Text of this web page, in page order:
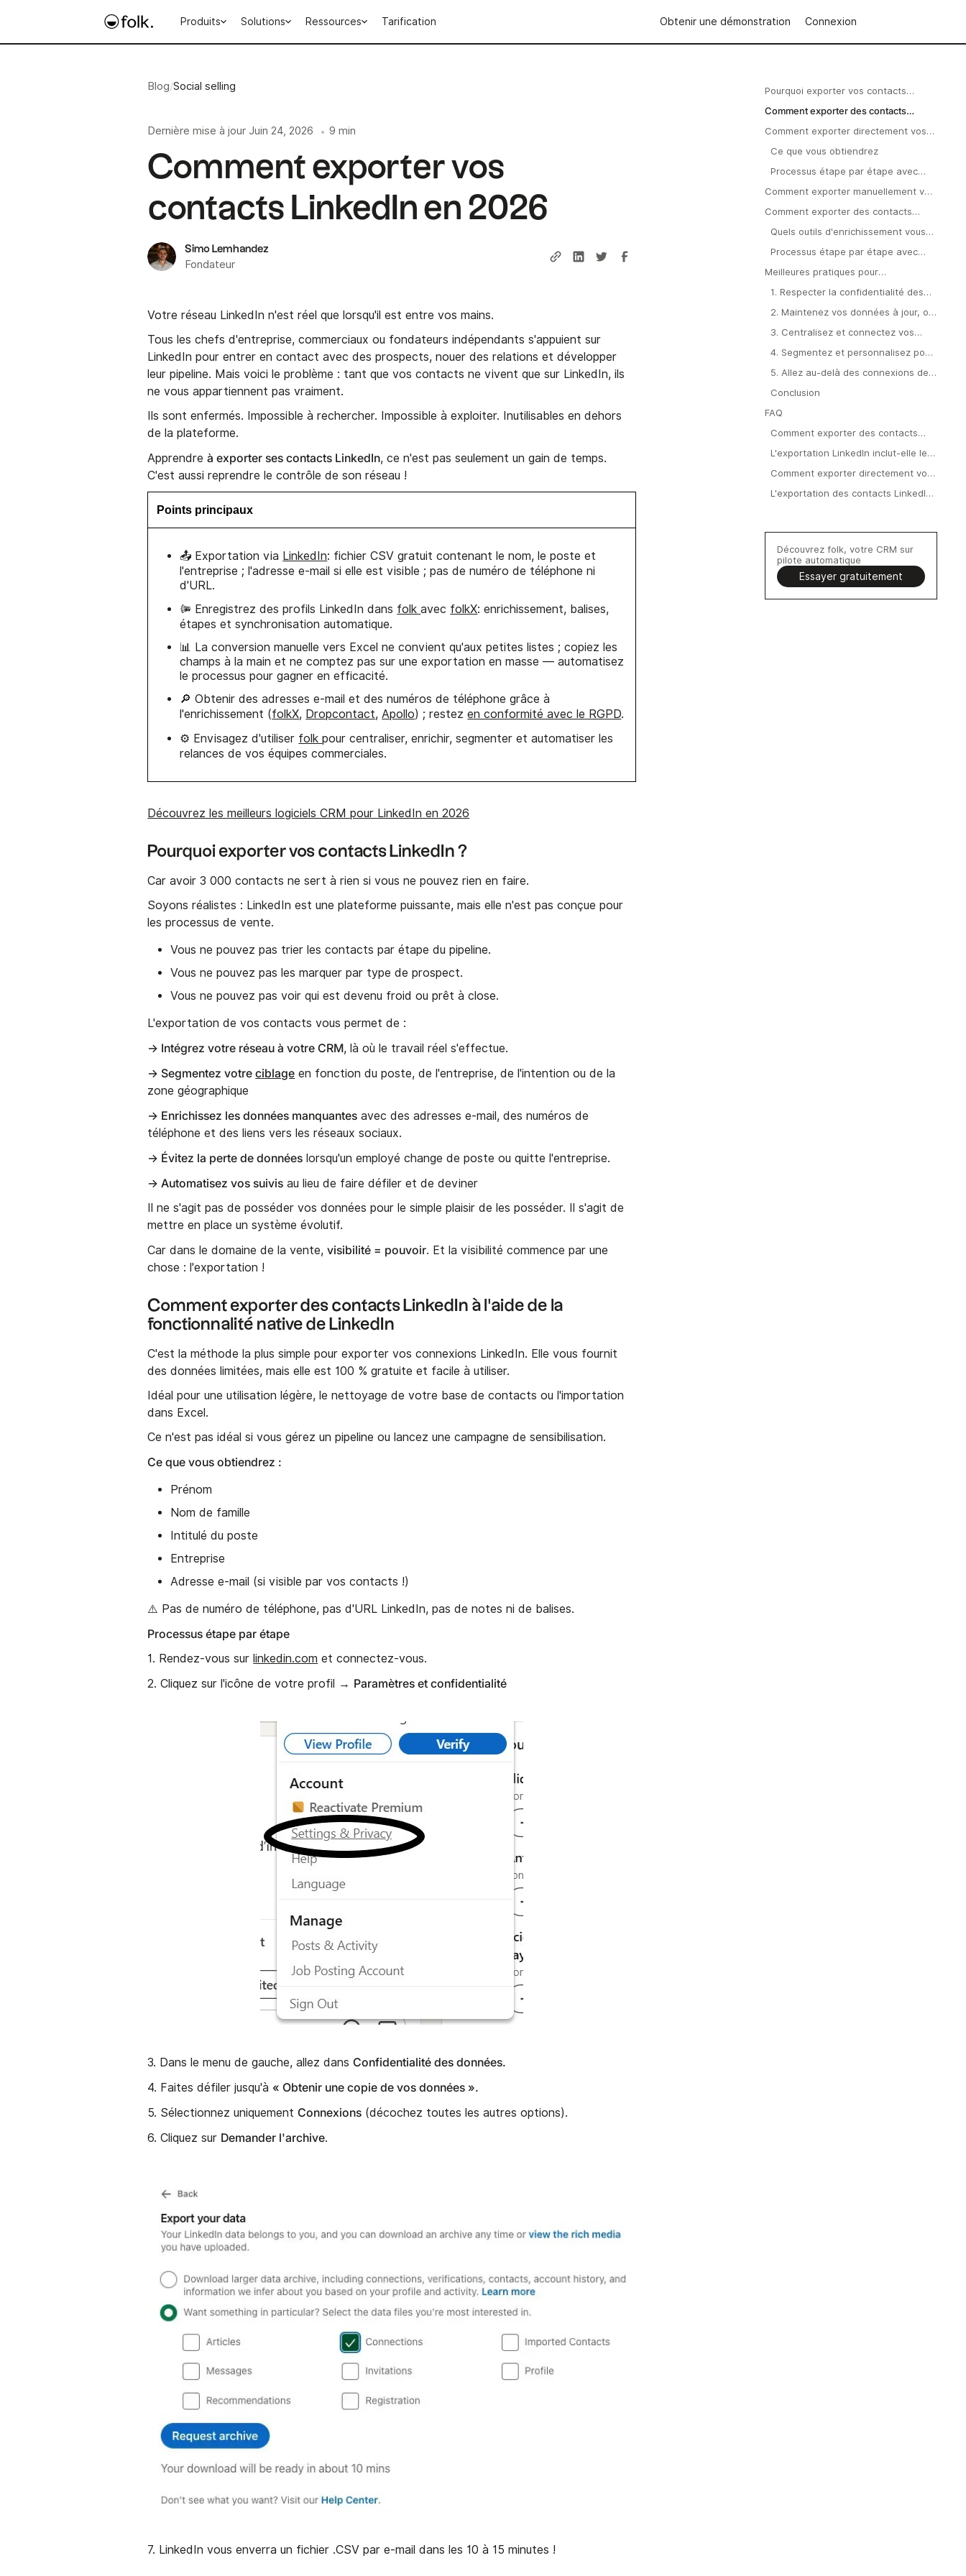
Produits Solutions Ressources Tarification Obtenir une démonstration Connexion
Blog/Social selling
Dernière mise à jour Juin 24, 2026 • 9 min
Comment exporter vos
contacts LinkedIn en 2026
Simo Lemhandez
Fondateur
Votre réseau LinkedIn n'est réel que lorsqu'il est entre vos mains.
Tous les chefs d'entreprise, commerciaux ou fondateurs indépendants s'appuient sur
LinkedIn pour entrer en contact avec des prospects, nouer des relations et développer
leur pipeline. Mais voici le problème : tant que vos contacts ne vivent que sur LinkedIn, ils
ne vous appartiennent pas vraiment.
Ils sont enfermés. Impossible à rechercher. Impossible à exploiter. Inutilisables en dehors
de la plateforme.
Apprendreà exporter ses contacts LinkedIn, ce n'est pas seulement un gain de temps.
C'est aussi reprendre le contrôle de son réseau !
Points principaux
📤 Exportation via LinkedIn: fichier CSV gratuit contenant le nom, le poste et
l'entreprise ; l'adresse e-mail si elle est visible ; pas de numéro de téléphone ni
d'URL.
🩀 Enregistrez des profils LinkedIn dans folkavec folkX: enrichissement, balises,
étapes et synchronisation automatique.
📊 La conversion manuelle vers Excel ne convient qu'aux petites listes ; copiez les
champs à la main et ne comptez pas sur une exportation en masse — automatisez
le processus pour gagner en efficacité.
🔎 Obtenir des adresses e-mail et des numéros de téléphone grâce à
l'enrichissement (folkX, Dropcontact, Apollo) ; restezen conformité avec le RGPD.
⚙️ Envisagez d'utiliser folkpour centraliser, enrichir, segmenter et automatiser les
relances de vos équipes commerciales.
Découvrez les meilleurs logiciels CRM pour LinkedIn en 2026
Pourquoi exporter vos contacts LinkedIn ?
Car avoir 3 000 contacts ne sert à rien si vous ne pouvez rien en faire.
Soyons réalistes : LinkedIn est une plateforme puissante, mais elle n'est pas conçue pour
les processus de vente.
Vous ne pouvez pas trier les contacts par étape du pipeline.
Vous ne pouvez pas les marquer par type de prospect.
Vous ne pouvez pas voir qui est devenu froid ou prêt à close.
L'exportation de vos contacts vous permet de :
→ Intégrez votre réseau à votre CRM, là où le travail réel s'effectue.
→ Segmentez votreciblage en fonction du poste, de l'entreprise, de l'intention ou de la
zone géographique
→ Enrichissez les données manquantes avec des adresses e-mail, des numéros de
téléphone et des liens vers les réseaux sociaux.
→ Évitez la perte de données lorsqu'un employé change de poste ou quitte l'entreprise.
→ Automatisez vos suivis au lieu de faire défiler et de deviner
Il ne s'agit pas de posséder vos données pour le simple plaisir de les posséder. Il s'agit de
mettre en place un système évolutif.
Car dans le domaine de la vente,visibilité = pouvoir. Et la visibilité commence par une
chose : l'exportation !
Comment exporter des contacts LinkedIn à l'aide de la
fonctionnalité native de LinkedIn
C'est la méthode la plus simple pour exporter vos connexions LinkedIn. Elle vous fournit
des données limitées, mais elle est 100 % gratuite et facile à utiliser.
Idéal pour une utilisation légère, le nettoyage de votre base de contacts ou l'importation
dans Excel.
Ce n'est pas idéal si vous gérez un pipeline ou lancez une campagne de sensibilisation.
Ce que vous obtiendrez :
Prénom
Nom de famille
Intitulé du poste
Entreprise
Adresse e-mail (si visible par vos contacts !)
⚠️ Pas de numéro de téléphone, pas d'URL LinkedIn, pas de notes ni de balises.
Processus étape par étape
1. Rendez-vous surlinkedin.com et connectez-vous.
2. Cliquez sur l'icône de votre profil → Paramètres et confidentialité
3. Dans le menu de gauche, allez dansConfidentialité des données.
4. Faites défiler jusqu'à« Obtenir une copie de vos données ».
5. Sélectionnez uniquementConnexions (décochez toutes les autres options).
6. Cliquez sur Demander l'archive.
7. LinkedIn vous enverra un fichier .CSV par e-mail dans les 10 à 15 minutes !
Pourquoi exporter vos contacts
LinkedIn ?
Comment exporter des contacts
native de LinkedIn
Comment exporter directement vos
Ce que vous obtiendrez
Processus étape par étape avec
Comment exporter manuellement vos
Comment exporter des contacts
Quels outils d'enrichissement vous
apportent réellement
Processus étape par étape avec
Meilleures pratiques pour
l'exportation des contacts LinkedIn
1. Respecter la confidentialité des
données et les cadres juridiques
2. Maintenez vos données à jour, ou
3. Centralisez et connectez vos
4. Segmentez et personnalisez pour
obtenir de meilleurs résultats
5. Allez au-delà des connexions de
Conclusion
FAQ
Comment exporter des contacts
L'exportation LinkedIn inclut-elle les
Comment exporter directement vos
L'exportation des contacts LinkedIn
Découvrez folk, votre CRM sur
pilote automatique
Essayer gratuitement